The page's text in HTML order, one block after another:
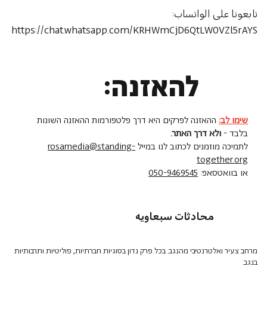
تابعونا على الواتساب:
https://chat.whatsapp.com/KRHWmCjD6QtLW0VZl5rAYS
להאזנה:
שימו לב: ההאזנה לפרקים היא דרך פלטפורמות ההאזנה השונות
בלבד - ולא דרך האתר.
לתמיכה מוזמנים לכתוב לנו במיילrosamedia@standing-
together.org
או בוואטסאפ: 050-9469545
محادثات سبعاويه
מרחב צעיר ואלטרנטיבי מהנגב. בכל פרק נדון בסוגיות חברתיות, פוליטיות ותרבותיות
בנגב.